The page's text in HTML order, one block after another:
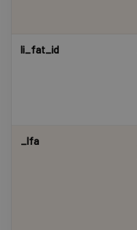
li_fat_id
_lfa